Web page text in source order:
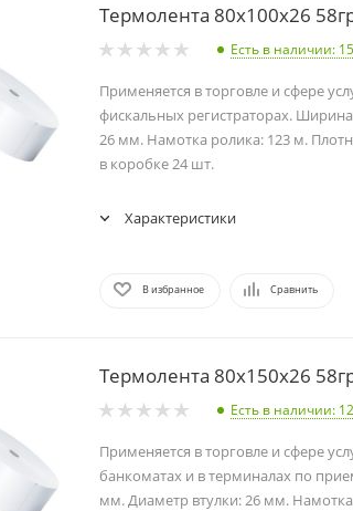
Термолента 80х100х26
Есть в наличии:
Применяется в торговле и сфере
фискальных регистраторах.
26 мм. Намотка ролика: 123 м.
в коробке 24 шт.
Характеристики
В избранное Сравнить
Термолента 80х150х26
Есть в наличии:
Применяется в торговле и сфере
банкоматах и в терминалах по
мм. Диаметр втулки: 26 мм.